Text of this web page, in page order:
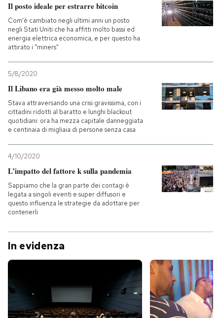
Il posto ideale per estrarre bitcoin
Com'è cambiato negli ultimi anni un posto
negli Stati Uniti che ha affitti molto bassi ed
energia elettrica economica, e per questo ha
attirato i "miners"
5/8/2020
Il Libano era già messo molto male
Stava attraversando una crisi gravissima, con i
cittadini ridotti al baratto e lunghi blackout
quotidiani: ora ha mezza capitale danneggiata
e centinaia di migliaia di persone senza casa
4/10/2020
L’impatto del fattore k sulla pandemia
Sappiamo che la gran parte dei contagi è
legata a singoli eventi e super diffusori e
questo influenza le strategie da adottare per
contenerli
In evidenza